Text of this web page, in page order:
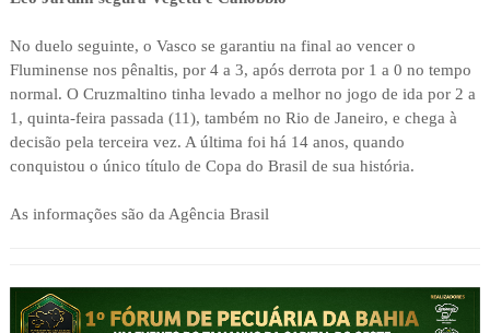
No duelo seguinte, o Vasco se garantiu na final ao vencer o
Fluminense nos pênaltis, por 4 a 3, após derrota por 1 a 0 no tempo
normal. O Cruzmaltino tinha levado a melhor no jogo de ida por 2 a
1, quinta-feira passada (11), também no Rio de Janeiro, e chega à
decisão pela terceira vez. A última foi há 14 anos, quando
conquistou o único título de Copa do Brasil de sua história.
As informações são da Agência Brasil